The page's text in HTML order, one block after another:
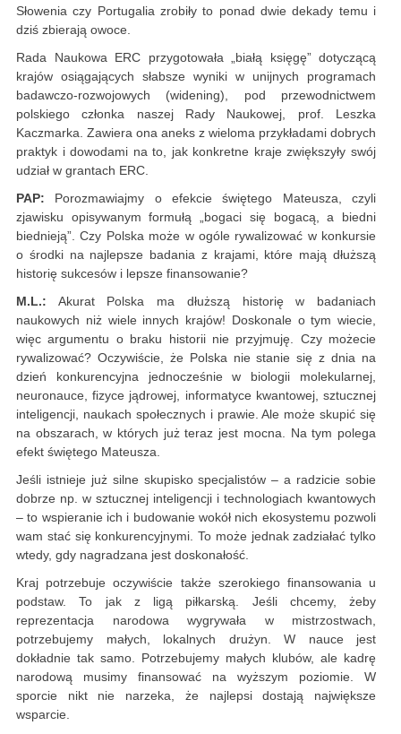
Słowenia czy Portugalia zrobiły to ponad dwie dekady temu i
dziś zbierają owoce.
Rada Naukowa ERC przygotowała „białą księgę” dotyczącą
krajów osiągających słabsze wyniki w unijnych programach
badawczo-rozwojowych (widening), pod przewodnictwem
polskiego członka naszej Rady Naukowej, prof. Leszka
Kaczmarka. Zawiera ona aneks z wieloma przykładami dobrych
praktyk i dowodami na to, jak konkretne kraje zwiększyły swój
udział w grantach ERC.
PAP: Porozmawiajmy o efekcie świętego Mateusza, czyli
zjawisku opisywanym formułą „bogaci się bogacą, a biedni
biednieją”. Czy Polska może w ogóle rywalizować w konkursie
o środki na najlepsze badania z krajami, które mają dłuższą
historię sukcesów i lepsze finansowanie?
M.L.: Akurat Polska ma dłuższą historię w badaniach
naukowych niż wiele innych krajów! Doskonale o tym wiecie,
więc argumentu o braku historii nie przyjmuję. Czy możecie
rywalizować? Oczywiście, że Polska nie stanie się z dnia na
dzień konkurencyjna jednocześnie w biologii molekularnej,
neuronauce, fizyce jądrowej, informatyce kwantowej, sztucznej
inteligencji, naukach społecznych i prawie. Ale może skupić się
na obszarach, w których już teraz jest mocna. Na tym polega
efekt świętego Mateusza.
Jeśli istnieje już silne skupisko specjalistów – a radzicie sobie
dobrze np. w sztucznej inteligencji i technologiach kwantowych
– to wspieranie ich i budowanie wokół nich ekosystemu pozwoli
wam stać się konkurencyjnymi. To może jednak zadziałać tylko
wtedy, gdy nagradzana jest doskonałość.
Kraj potrzebuje oczywiście także szerokiego finansowania u
podstaw. To jak z ligą piłkarską. Jeśli chcemy, żeby
reprezentacja narodowa wygrywała w mistrzostwach,
potrzebujemy małych, lokalnych drużyn. W nauce jest
dokładnie tak samo. Potrzebujemy małych klubów, ale kadrę
narodową musimy finansować na wyższym poziomie. W
sporcie nikt nie narzeka, że najlepsi dostają największe
wsparcie.